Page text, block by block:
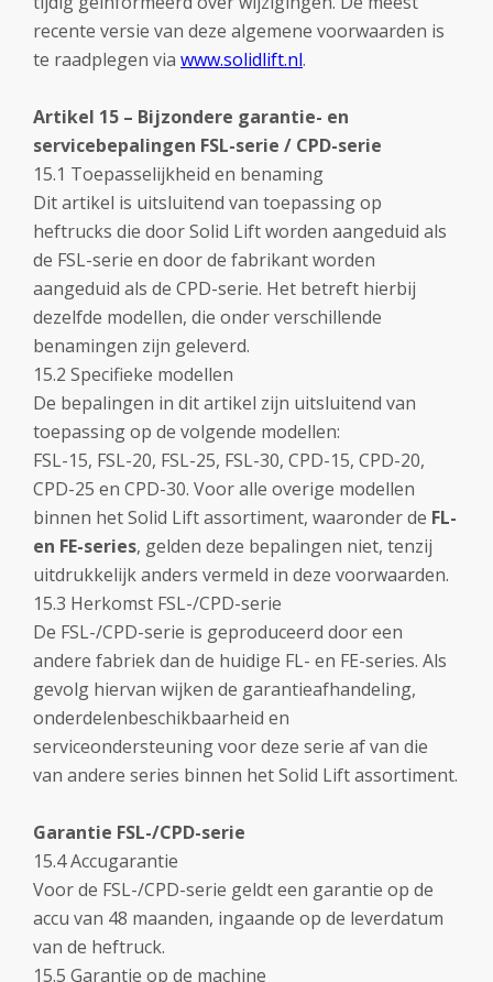
recente versie van deze algemene voorwaarden is
te raadplegen via www.solidlift.nl.
Artikel 15 – Bijzondere garantie- en
servicebepalingen FSL-serie / CPD-serie
15.1 Toepasselijkheid en benaming
Dit artikel is uitsluitend van toepassing op
heftrucks die door Solid Lift worden aangeduid als
de FSL-serie en door de fabrikant worden
aangeduid als de CPD-serie. Het betreft hierbij
dezelfde modellen, die onder verschillende
benamingen zijn geleverd.
15.2 Specifieke modellen
De bepalingen in dit artikel zijn uitsluitend van
toepassing op de volgende modellen:
FSL-15, FSL-20, FSL-25, FSL-30, CPD-15, CPD-20,
CPD-25 en CPD-30. Voor alle overige modellen
binnen het Solid Lift assortiment, waaronder de FL-
en FE-series, gelden deze bepalingen niet, tenzij
uitdrukkelijk anders vermeld in deze voorwaarden.
15.3 Herkomst FSL-/CPD-serie
De FSL-/CPD-serie is geproduceerd door een
andere fabriek dan de huidige FL- en FE-series. Als
gevolg hiervan wijken de garantieafhandeling,
onderdelenbeschikbaarheid en
serviceondersteuning voor deze serie af van die
van andere series binnen het Solid Lift assortiment.
Garantie FSL-/CPD-serie
15.4 Accugarantie
Voor de FSL-/CPD-serie geldt een garantie op de
accu van 48 maanden, ingaande op de leverdatum
van de heftruck.
15.5 Garantie op de machine